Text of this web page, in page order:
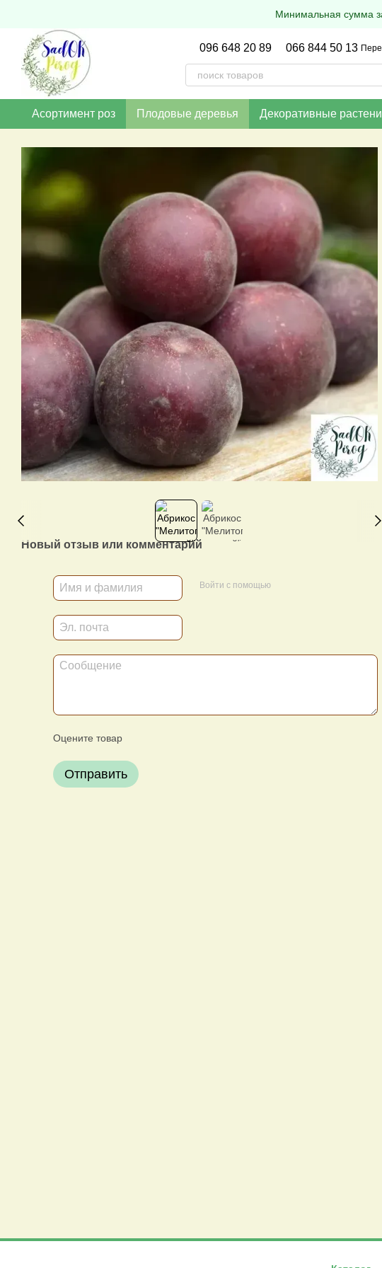
Минимальная сумма
096 648 20 89 066 844 50 13
Асортимент роз Плодовые деревья Декоративные
Новый отзыв или комментарий
Войти с помощью
Оцените товар
Отправить